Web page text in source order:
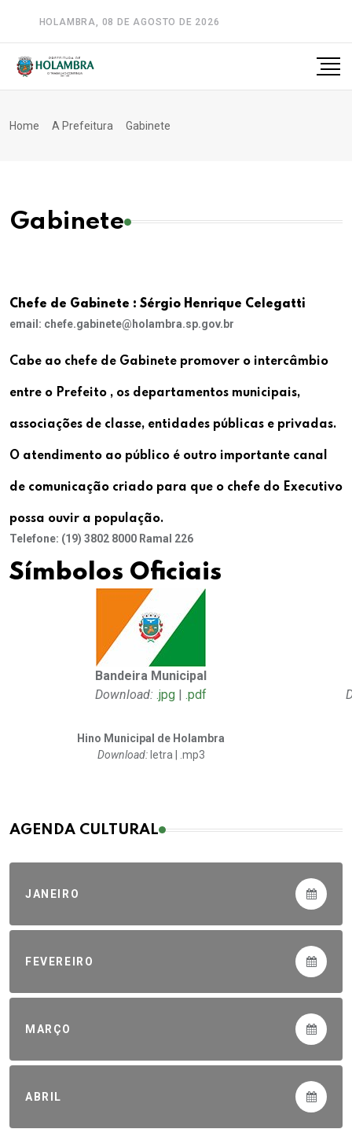
HOLAMBRA, 08 DE AGOSTO DE 2026
Home A Prefeitura Gabinete
Gabinete
Chefe de Gabinete : Sérgio Henrique Celegatti
email: chefe.gabinete@holambra.sp.gov.br
Cabe ao chefe de Gabinete promover o intercâmbio
entre o Prefeito , os departamentos municipais,
associações de classe, entidades públicas e privadas.
O atendimento ao público é outro importante canal
de comunicação criado para que o chefe do Executivo
possa ouvir a população.
Telefone: (19) 3802 8000 Ramal 226
Símbolos Oficiais
Bandeira Municipal
Download: .jpg | .pdf
Hino Municipal de Holambra
Download:letra | .mp3
AGENDA CULTURAL
JANEIRO
FEVEREIRO
MARÇO
ABRIL